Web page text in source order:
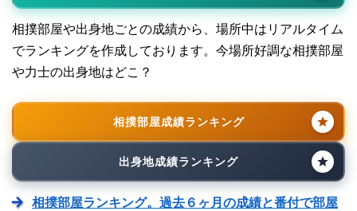
相撲部屋や出身地ごとの成績から、場所中はリアルタイム
でランキングを作成しております。今場所好調な相撲部屋
や力士の出身地はどこ？
相撲部屋成績ランキング
出身地成績ランキング
相撲部屋ランキング。過去６ヶ月の成績と番付で部屋